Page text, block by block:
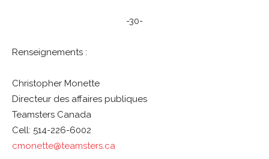
-30-
Renseignements :
Christopher Monette
Directeur des affaires publiques
Teamsters Canada
Cell: 514-226-6002
cmonette@teamsters.ca